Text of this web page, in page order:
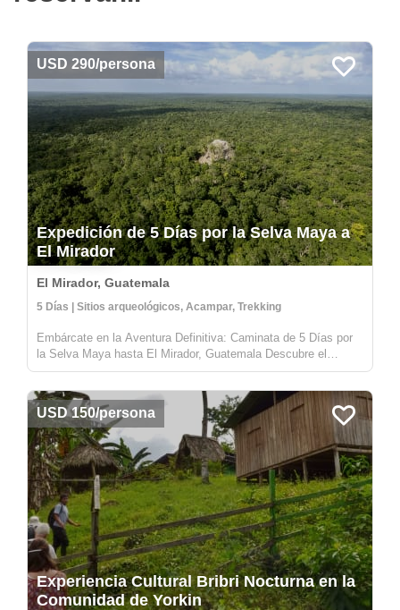
USD 290/persona
Expedición de 5 Días por la Selva Maya a
El Mirador
El Mirador, Guatemala
5 Días | Sitios arqueológicos, Acampar, Trekking
Embárcate en la Aventura Definitiva: Caminata de 5 Días por
la Selva Maya hasta El Mirador, Guatemala Descubre el
corazón de la civilización maya con nuestra expedición de 5
del encantad...
USD 150/persona
Experiencia Cultural Bribri Nocturna en la
Comunidad de Yorkin